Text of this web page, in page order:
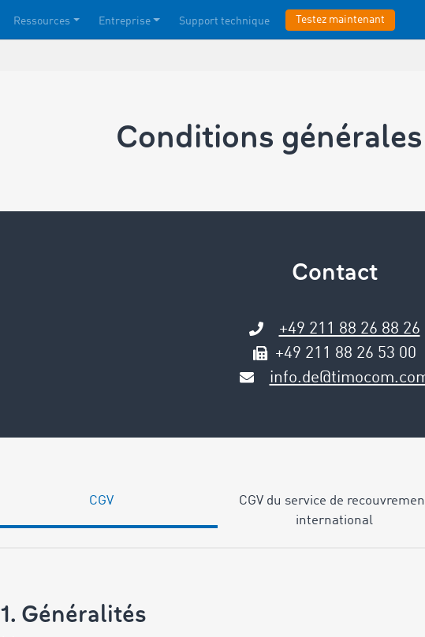
Ressources Entreprise Support technique Testez maintenant
Conditions
Contact
+49 211 88 26 88 26
+49 211 88 26 53 00
CGV
CGV du service de
international
1. Généralités